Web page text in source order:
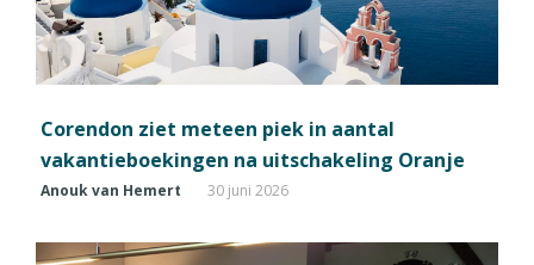
Corendon ziet meteen piek in aantal
vakantieboekingen na uitschakeling Oranje
Anouk van Hemert 30 juni 2026